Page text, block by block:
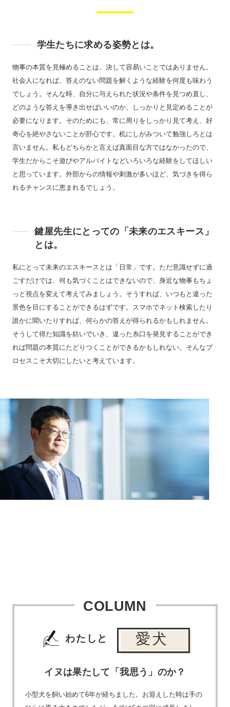
学生たちに求める姿勢とは。
物事の本質を見極めることは、決して容易いことではありません。
社会人になれば、答えのない問題を解くような経験を何度も味わう
でしょう。そんな時、自分に与えられた状況や条件を見つめ直し、
どのような答えを導き出せばいいのか、しっかりと見定めることが
必要になります。そのためにも、常に周りをしっかり見て考え、好
奇心を絶やさないことが肝心です。机にしがみついて勉強しろとは
言いません。私もどちらかと言えば真面目な方ではなかったので、
学生だからこそ遊びやアルバイトなどいろいろな経験をしてほしい
と思っています。外部からの情報や刺激が多いほど、気づきを得ら
れるチャンスに恵まれるでしょう。
鍵屋先生にとっての「未来のエスキース」
とは。
私にとって未来のエスキースとは「日常」です。ただ意識せずに過
ごすだけでは、何も気づくことはできないので、身近な物事もちょ
っと視点を変えて考えてみましょう。そうすれば、いつもと違った
景色を目にすることができるはずです。スマホでネット検索したり
誰かに聞いたりすれば、何らかの答えが得られるかもしれません。
そうして得た知識を紡いでいき、違った糸口を発見することができ
れば問題の本質にたどりつくことができるかもしれない。そんなプ
ロセスこそ大切にしたいと考えています。
COLUMN
わたしと 愛犬
イヌは果たして「我思う」のか？
小型犬を飼い始めて6年が経ちました。お迎えした時は手の